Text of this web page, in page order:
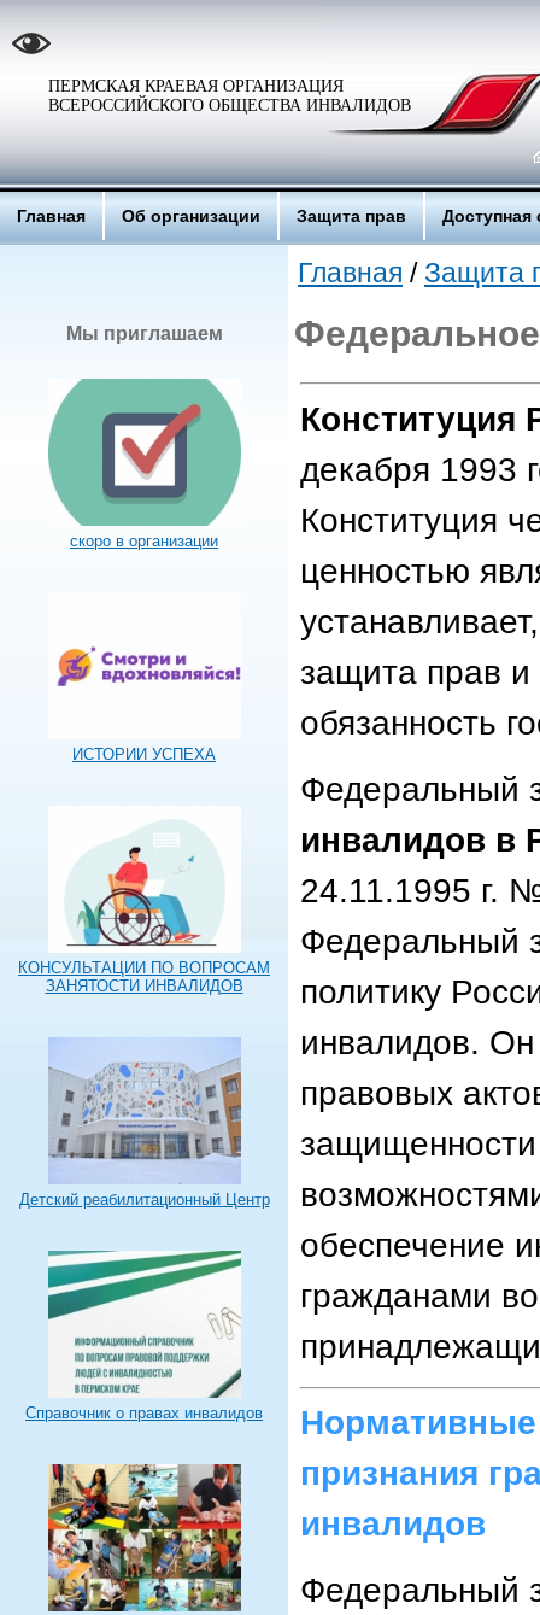
ПЕРМСКАЯ КРАЕВАЯ ОРГАНИЗАЦИЯ
ВСЕРОССИЙСКОГО ОБЩЕСТВА ИНВАЛИДОВ
Главная Об организации Защита прав Доступная
Мы приглашаем
скоро в организации
ИСТОРИИ УСПЕХА
КОНСУЛЬТАЦИИ ПО ВОПРОСАМ
ЗАНЯТОСТИ ИНВАЛИДОВ
Детский реабилитационный Центр
Справочник о правах инвалидов
Главная / Защита
Конституция
декабря 1993
Конституция
ценностью
защита прав и
обязанность
Федеральный
инвалидов в
24.11.1995 г.
Федеральный
политику
инвалидов. Он
правовых
обеспечение
гражданами
признания
инвалидов
Федеральный